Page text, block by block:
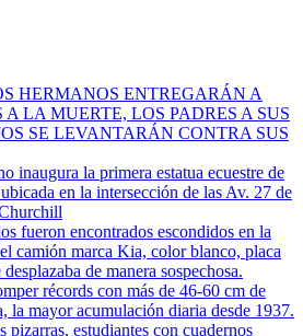
HERMANOS ENTREGARÁN A
A LA MUERTE, LOS PADRES A SUS
SE LEVANTARÁN CONTRA SUS
inaugura la primera estatua ecuestre de
en la intersección de las Av. 27 de
fueron encontrados escondidos en la
camión marca Kia, color blanco, placa
de manera sospechosa.
récords con más de 46-60 cm de
la mayor acumulación diaria desde 1937.
pizarras, estudiantes con cuadernos